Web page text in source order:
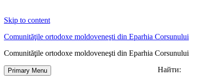
Skip to content
Comunităţile ortodoxe moldoveneşti din Eparhia Corsunului
Comunităţile ortodoxe moldoveneşti din Eparhia Corsunului
Primary Menu Найти: